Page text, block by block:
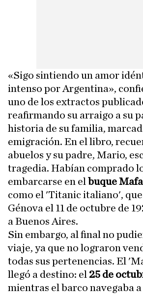
«Sigo sintiendo un amor
intenso por Argentina»,
uno de los extractos
reafirmando su arraigo a su
historia de su familia,
emigración. En el libro,
abuelos y su padre, Mario,
tragedia. Habían comprado
embarcarse en el buque
como el 'Titanic italiano',
Génova el 11 de octubre de
a Buenos Aires.
Sin embargo, al final no
viaje, ya que no lograron
todas sus pertenencias. El
llegó a destino: el 25 de
mientras el barco navegaba